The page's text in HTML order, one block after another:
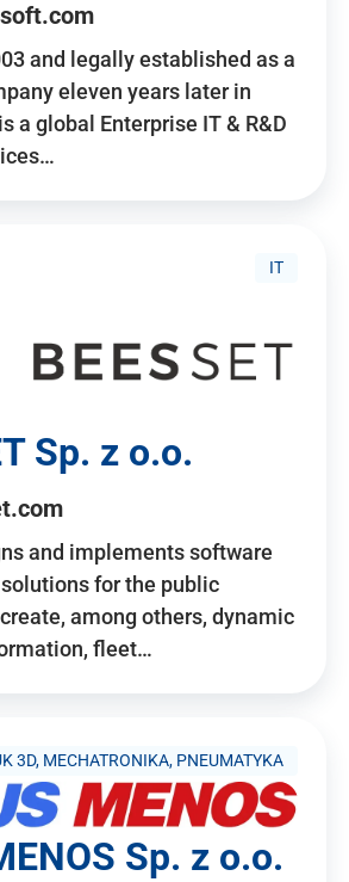
and legally established as a
eleven years later in
a global Enterprise IT & R&D
IT
Sp. z o.o.
and implements software
for the public
among others, dynamic
fleet…
3D, MECHATRONIKA, PNEUMATYKA
Sp. z o.o.